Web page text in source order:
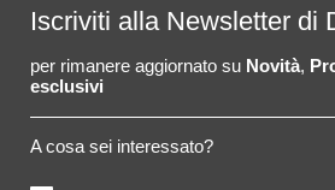
Iscriviti alla Newsletter di
per rimanere aggiornato su Novità,
esclusivi
A cosa sei interessato?